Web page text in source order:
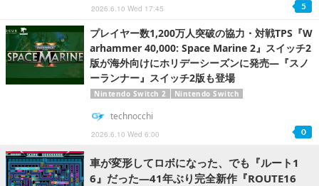
2026.6.10 Wed 17:45 5
プレイヤー数1,200万人突破の協力・対戦TPS『W
arhammer 40,000: Space Marine 2』スイッチ2
版が海外向けにホリデーシーズンに発売―『スノ
ーランナー』スイッチ2版も登場
Nintendo Switch 2 Nintendo Switch
2026.6.10 Wed 6:00
technocchi
0
車が変形してロボになった、でも『ルート1
6』だった―41年ぶり完全新作『ROUTE16